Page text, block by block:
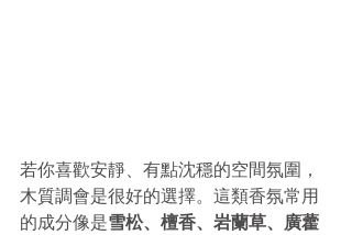
若你喜歡安靜、有點沈穩的空間氛圍，
木質調會是很好的選擇。這類香氛常用
的成分像是雪松、檀香、岩蘭草、廣藿